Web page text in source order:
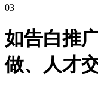
03
如告白推
做、人才